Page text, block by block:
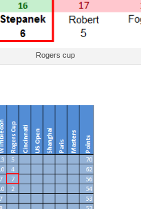
Rog­ers cup